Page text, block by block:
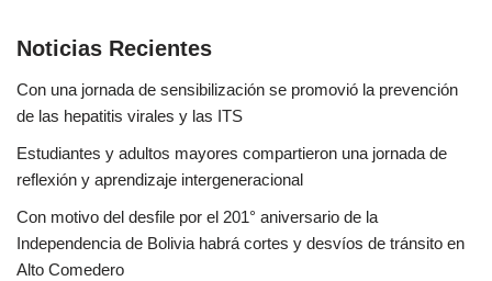
Noticias Recientes
Con una jornada de sensibilización se promovió la prevención
de las hepatitis virales y las ITS
Estudiantes y adultos mayores compartieron una jornada de
reflexión y aprendizaje intergeneracional
Con motivo del desfile por el 201° aniversario de la
Independencia de Bolivia habrá cortes y desvíos de tránsito en
Alto Comedero